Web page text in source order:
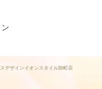
デザインイオンスタイル卸町店